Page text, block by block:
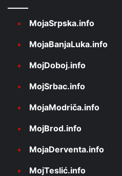
MojaSrpska.info
MojaBanjaLuka.info
MojDoboj.info
MojSrbac.info
MojaModriča.info
MojBrod.info
MojaDerventa.info
MojTeslić.info